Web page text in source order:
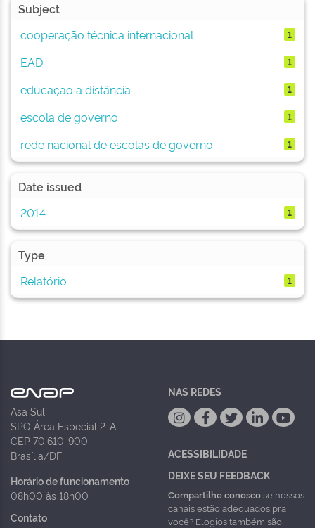
Subject
cooperação técnica internacional
1
EAD 1
educação a distância 1
escola de governo 1
rede nacional de escolas de governo 1
Date issued
2014
1
Type
Relatório
1
Asa Sul
SPO Área Especial 2-A
CEP 70.610-900
Brasília/DF
Horário de funcionamento
08h00 às 18h00
Contato
NAS REDES
ACESSIBILIDADE
DEIXE SEU FEEDBACK
Compartilhe conoscose nossos
canais estão adequados pra
você? Elogios também são